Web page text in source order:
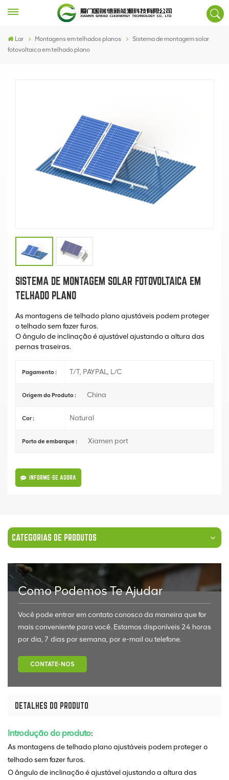
Lar Montagens em telhados planos
Sistema de montagem solar
fotovoltaica em telhado plano
SISTEMA DE MONTAGEM SOLAR FOTOVOLTAICA EM
TELHADO PLANO
As montagens de telhado plano ajustáveis podem proteger
o telhado sem fazer furos.
O ângulo de inclinação é ajustável ajustando a altura das
pernas traseiras.
Pagamento : T/T, PAYPAL, L/C
Origem do Produto : China
Cor : Natural
Porto de embarque : Xiamen port
INFORME-SE AGORA
CATEGORIAS DE PRODUTOS
Como Podemos Te Ajudar
Você pode entrar em contato conosco da maneira que for
mais conveniente para você. Estamos disponíveis 24 horas
por dia, 7 dias por semana, por e-mail ou telefone.
CONTATE-NOS
DETALHES DO PRODUTO
Introdução do produto:
As montagens de telhado plano ajustáveis podem proteger o
telhado sem fazer furos.
O ângulo de inclinação é ajustável ajustando a altura das